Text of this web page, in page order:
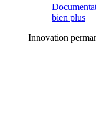
bien plus
Innovation